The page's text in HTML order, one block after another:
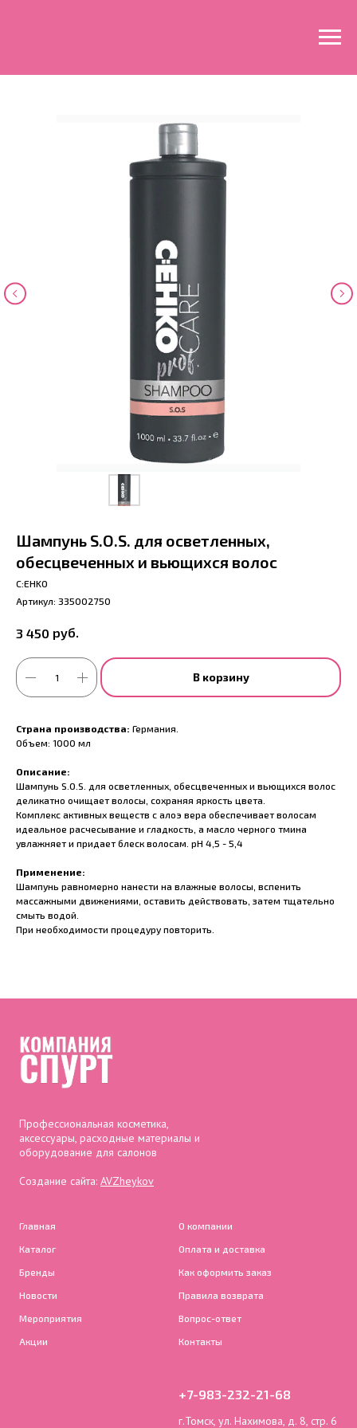
Шампунь S.O.S. для осветленных,
обесцвеченных и вьющихся волос
С:EHKO
Артикул: 335002750
3 450 руб.
В корзину
Страна производства: Германия.
Объем: 1000 мл
Описание:
Шампунь S.O.S. для осветленных, обесцвеченных и вьющихся волос
деликатно очищает волосы, сохраняя яркость цвета.
Комплекс активных веществ с алоэ вера обеспечивает волосам
идеальное расчесывание и гладкость, а масло черного тмина
увлажняет и придает блеск волосам. pH 4,5 - 5,4
Применение:
Шампунь равномерно нанести на влажные волосы, вспенить
массажными движениями, оставить действовать, затем тщательно
смыть водой.
При необходимости процедуру повторить.
Профессиональная косметика,
аксессуары, расходные материалы и
оборудование для салонов
Создание сайта: AVZheykov
Главная
Каталог
Бренды
Новости
Мероприятия
Акции
О компании
Оплата и доставка
Как оформить заказ
Правила возврата
Вопрос-ответ
Контакты
+7-983-232-21-68
г.Томск, ул. Нахимова, д. 8, стр. 6